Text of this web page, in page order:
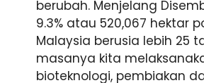
berubah. Menjelang
9.3% atau 520,067 hektar
Malaysia berusia lebih 25
masanya kita
bioteknologi, pembiakan